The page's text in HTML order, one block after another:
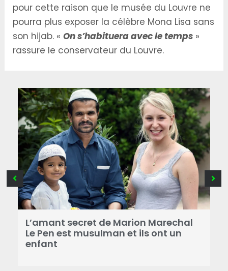
pour cette raison que le musée du Louvre ne
pourra plus exposer la célèbre Mona Lisa sans
son hijab. «On s’habituera avec le temps »
rassure le conservateur du Louvre.
L’amant secret de Marion Marechal
Le Pen est musulman et ils ont un
enfant